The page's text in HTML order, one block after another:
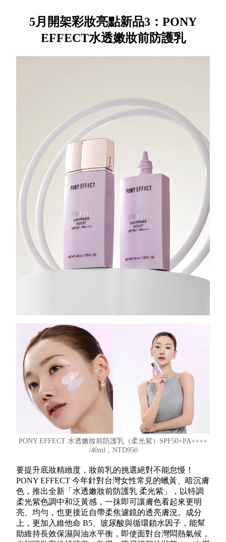
5月開架彩妝亮點新品3：PONY
EFFECT水透嫩妝前防護乳
PONY EFFECT 水透嫩妝前防護乳（柔光紫）SPF50+PA++++
/40ml，NTD950
要提升底妝精緻度，妝前乳的挑選絕對不能怠慢！
PONY EFFECT 今年針對台灣女性常見的蠟黃、暗沉膚
色，推出全新「水透嫩妝前防護乳 柔光紫」，以特調
柔光紫色調中和泛黃感，一抹即可讓膚色看起來更明
亮、均勻，也更接近自帶柔焦濾鏡的透亮膚況。成分
上，更加入維他命 B5、玻尿酸與循環鎖水因子，能幫
助維持長效保濕與油水平衡，即使面對台灣悶熱氣候，